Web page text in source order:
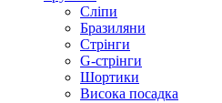
Сліпи
Бразиляни
Стрінги
G-стрінги
Шортики
Висока посадка